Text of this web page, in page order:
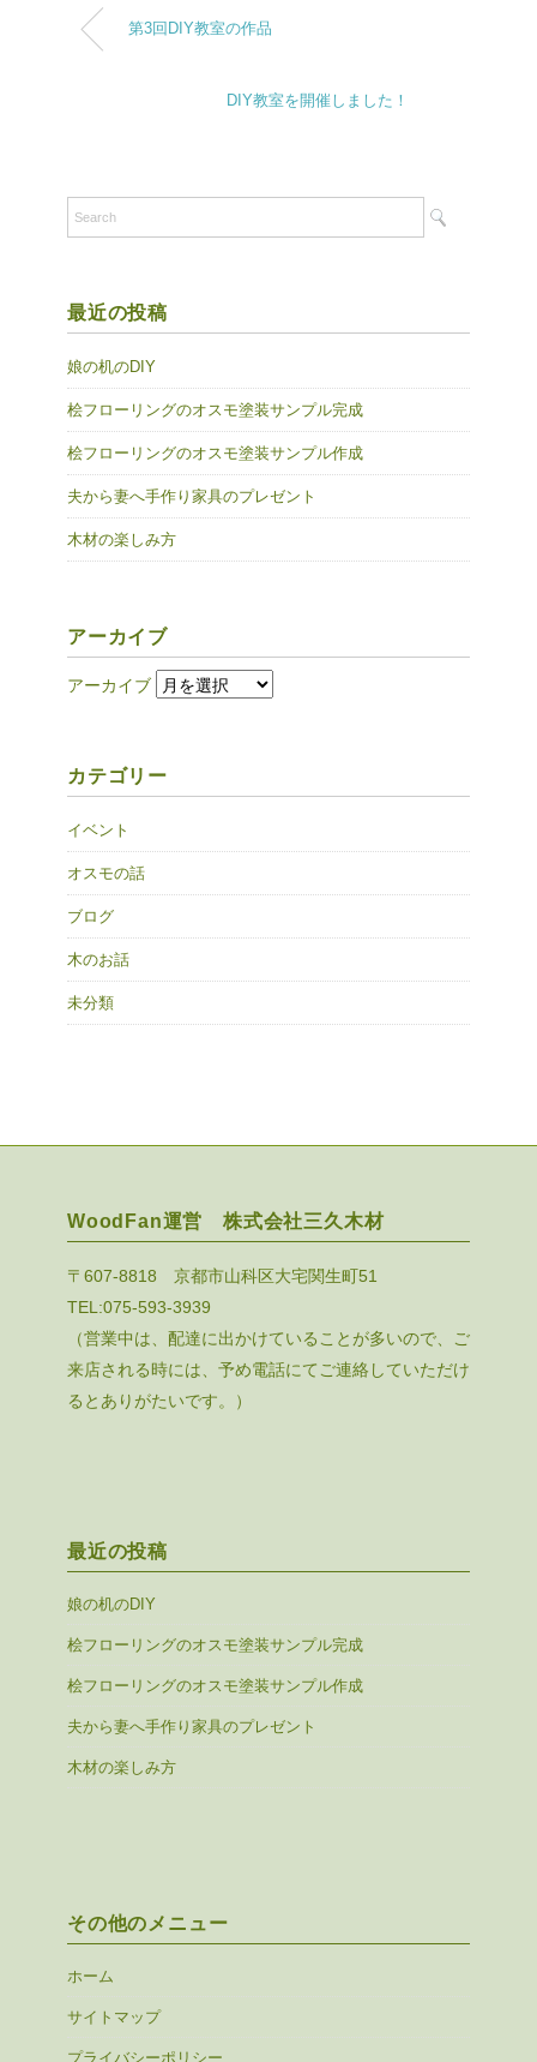
第3回DIY教室の作品
DIY教室を開催しました！
最近の投稿
娘の机のDIY
桧フローリングのオスモ塗装サンプル完成
桧フローリングのオスモ塗装サンプル作成
夫から妻へ手作り家具のプレゼント
木材の楽しみ方
アーカイブ
アーカイブ
カテゴリー
イベント
オスモの話
ブログ
木のお話
未分類
WoodFan運営 株式会社三久木材
〒607-8818 京都市山科区大宅関生町51
TEL:075-593-3939
（営業中は、配達に出かけていることが多いので、ご
来店される時には、予め電話にてご連絡していただけ
るとありがたいです。）
最近の投稿
娘の机のDIY
桧フローリングのオスモ塗装サンプル完成
桧フローリングのオスモ塗装サンプル作成
夫から妻へ手作り家具のプレゼント
木材の楽しみ方
その他のメニュー
ホーム
サイトマップ
プライバシーポリシー